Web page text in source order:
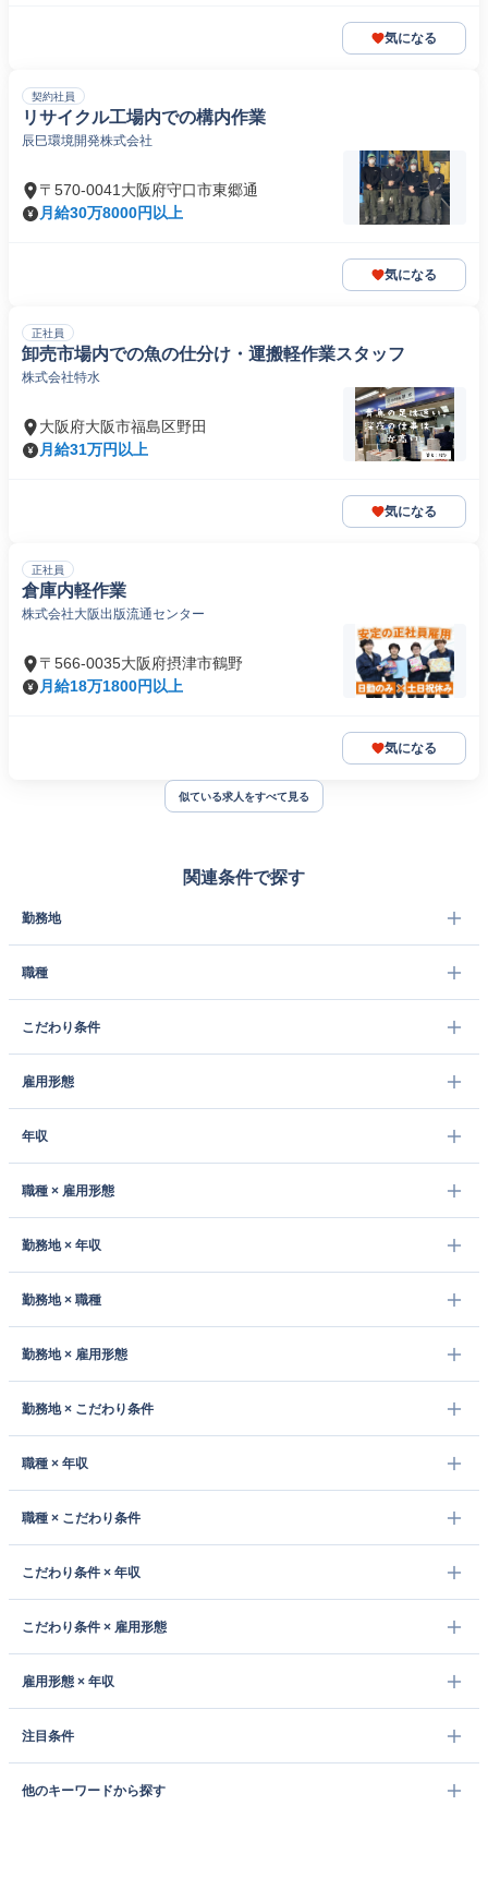
気になる
契約社員
リサイクル工場内での構内作業
辰巳環境開発株式会社
〒570-0041大阪府守口市東郷通
月給30万8000円以上
気になる
正社員
卸売市場内での魚の仕分け・運搬軽作業スタッフ
株式会社特水
大阪府大阪市福島区野田
月給31万円以上
気になる
正社員
倉庫内軽作業
株式会社大阪出版流通センター
〒566-0035大阪府摂津市鶴野
月給18万1800円以上
気になる
似ている求人をすべて見る
関連条件で探す
勤務地
職種
こだわり条件
雇用形態
年収
職種 × 雇用形態
勤務地 × 年収
勤務地 × 職種
勤務地 × 雇用形態
勤務地 × こだわり条件
職種 × 年収
職種 × こだわり条件
こだわり条件 × 年収
こだわり条件 × 雇用形態
雇用形態 × 年収
注目条件
他のキーワードから探す